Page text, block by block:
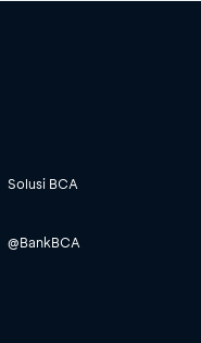
Solusi BCA
@BankBCA